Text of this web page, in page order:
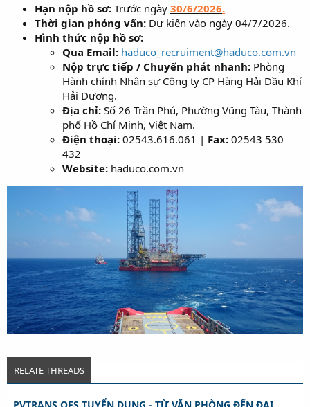
Hạn nộp hồ sơ: Trước ngày 30/6/2026.
Thời gian phỏng vấn: Dự kiến vào ngày 04/7/2026.
Hình thức nộp hồ sơ:
Qua Email: haduco_recruiment@haduco.com.vn
Nộp trực tiếp / Chuyển phát nhanh: Phòng
Hành chính Nhân sự Công ty CP Hàng Hải Dầu Khí
Hải Dương.
Địa chỉ: Số 26 Trần Phú, Phường Vũng Tàu, Thành
phố Hồ Chí Minh, Việt Nam.
Điện thoại: 02543.616.061 | Fax: 02543 530
432
Website: haduco.com.vn
RELATE THREADS
PVTRANS OFS TUYỂN DỤNG - TỪ VĂN PHÒNG ĐẾN ĐẠI